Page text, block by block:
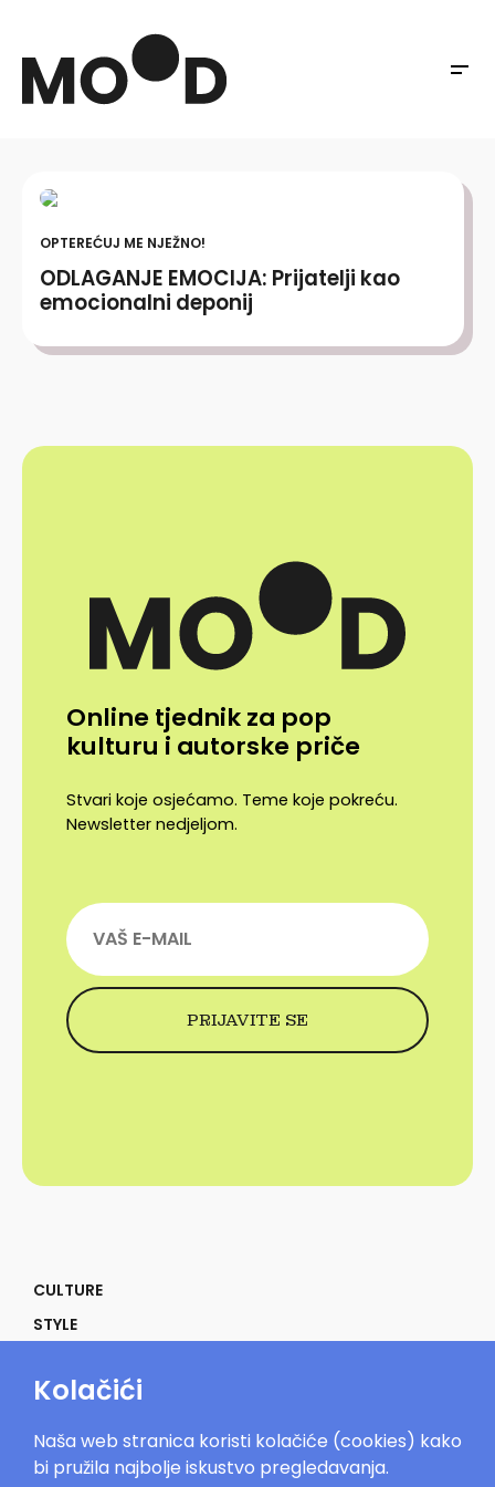
OPTEREĆUJ ME NJEŽNO!
ODLAGANJE EMOCIJA: Prijatelji kao
emocionalni deponij
Online tjednik za pop
kulturu i autorske priče
Stvari koje osjećamo. Teme koje pokreću.
Newsletter nedjeljom.
CULTURE
STYLE
POWER
IN THE MOOD
Kolačići
Naša web stranica koristi kolačiće (cookies) kako
bi pružila najbolje iskustvo pregledavanja.